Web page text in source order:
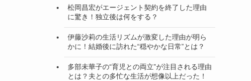
松岡昌宏がエージェント契約を終了した理由
に驚き！独立後は何をする？
伊藤沙莉の生活リズムが激変した理由が明ら
かに！結婚後に訪れた“穏やかな日常”とは？
多部未華子の“育児との両立”が注目される理由
とは？夫との多忙な生活が想像以上だった！